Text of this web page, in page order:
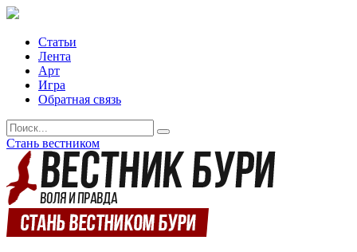
Статьи
Лента
Арт
Игра
Обратная связь
Стань вестником